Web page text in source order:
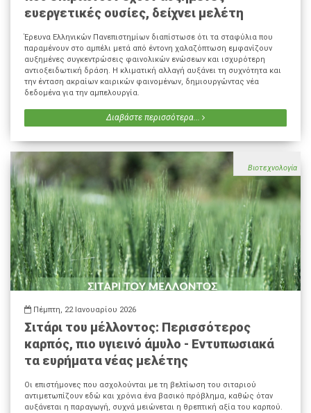
ευεργετικές ουσίες, δείχνει μελέτη
Έρευνα Ελληνικών Πανεπιστημίων διαπίστωσε ότι τα σταφύλια που
παραμένουν στο αμπέλι μετά από έντονη χαλαζόπτωση εμφανίζουν
αυξημένες συγκεντρώσεις φαινολικών ενώσεων και ισχυρότερη
αντιοξειδωτική δράση. Η κλιματική αλλαγή αυξάνει τη συχνότητα και
την ένταση ακραίων καιρικών φαινομένων, δημιουργώντας νέα
δεδομένα για την αμπελουργία.
Διαβάστε περισσότερα...
Βιοτεχνολογία
Πέμπτη, 22 Ιανουαρίου 2026
Σιτάρι του μέλλοντος: Περισσότερος
καρπός, πιο υγιεινό άμυλο - Εντυπωσιακά
τα ευρήματα νέας μελέτης
Οι επιστήμονες που ασχολούνται με τη βελτίωση του σιταριού
αντιμετωπίζουν εδώ και χρόνια ένα βασικό πρόβλημα, καθώς όταν
αυξάνεται η παραγωγή, συχνά μειώνεται η θρεπτική αξία του καρπού.